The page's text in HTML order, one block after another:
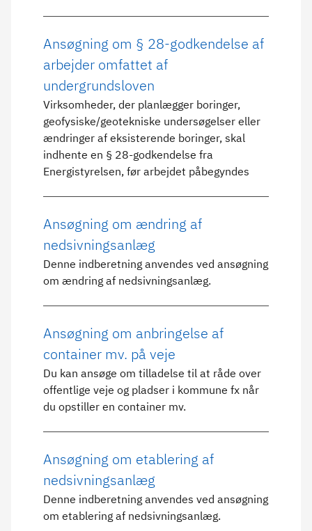
Ansøgning om § 28-godkendelse af
arbejder omfattet af
undergrundsloven
Virksomheder, der planlægger boringer,
geofysiske/geotekniske undersøgelser eller
ændringer af eksisterende boringer, skal
indhente en § 28-godkendelse fra
Energistyrelsen, før arbejdet påbegyndes
Ansøgning om ændring af
nedsivningsanlæg
Denne indberetning anvendes ved ansøgning
om ændring af nedsivningsanlæg.
Ansøgning om anbringelse af
container mv. på veje
Du kan ansøge om tilladelse til at råde over
offentlige veje og pladser i kommune fx når
du opstiller en container mv.
Ansøgning om etablering af
nedsivningsanlæg
Denne indberetning anvendes ved ansøgning
om etablering af nedsivningsanlæg.